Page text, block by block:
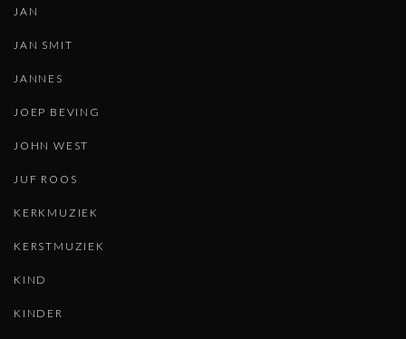
JAN
JAN SMIT
JANNES
JOEP BEVING
JOHN WEST
JUF ROOS
KERKMUZIEK
KERSTMUZIEK
KIND
KINDER